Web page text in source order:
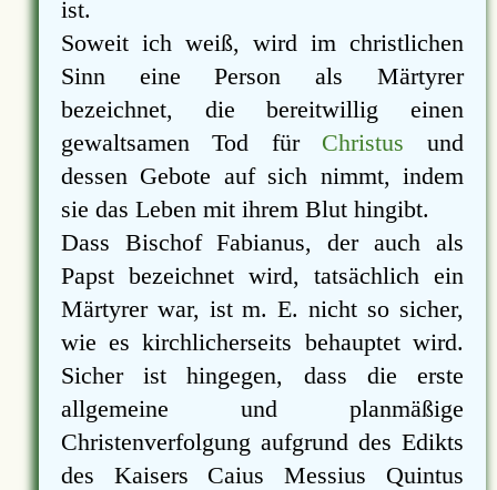
ist.
Soweit ich weiß, wird im christlichen
Sinn eine Person als Märtyrer
bezeichnet, die bereitwillig einen
gewaltsamen Tod für Christus und
dessen Gebote auf sich nimmt, indem
sie das Leben mit ihrem Blut hingibt.
Dass Bischof Fabianus, der auch als
Papst bezeichnet wird, tatsächlich ein
Märtyrer war, ist m. E. nicht so sicher,
wie es kirchlicherseits behauptet wird.
Sicher ist hingegen, dass die erste
allgemeine und planmäßige
Christenverfolgung aufgrund des Edikts
des Kaisers Caius Messius Quintus